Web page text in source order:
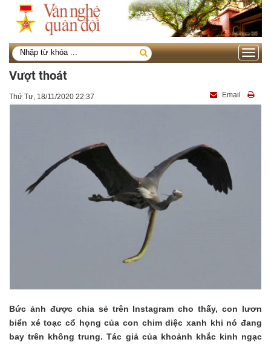
Toggle
Vượt thoát
Thứ Tư, 18/11/2020 22:37 Email
Bức ảnh được chia sẻ trên Instagram cho thấy, con lươn
biển xé toạc cổ họng của con chim diệc xanh khi nó đang
bay trên không trung. Tác giả của khoảnh khắc kinh ngạc